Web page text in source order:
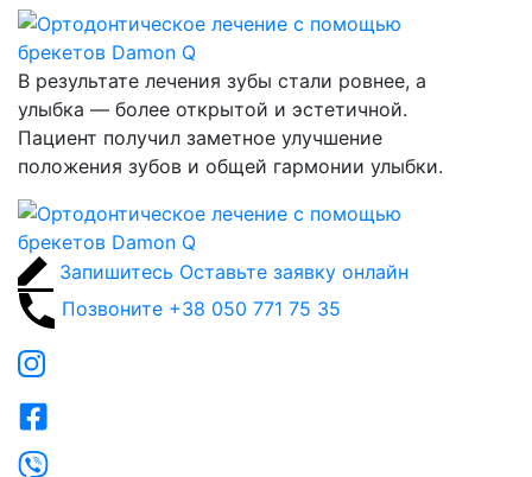
В результате лечения зубы стали ровнее, а
улыбка — более открытой и эстетичной.
Пациент получил заметное улучшение
положения зубов и общей гармонии улыбки.
Запишитесь Оставьте заявку онлайн
Позвоните +38 050 771 75 35